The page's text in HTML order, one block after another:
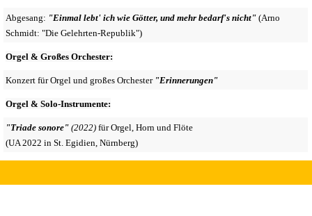
Abgesang: "Einmal lebt' ich wie Götter, und mehr bedarf's nicht" (Arno
Schmidt: "Die Gelehrten-Republik")
Orgel & Großes Orchester:
Konzert für Orgel und großes Orchester "Erinnerungen"
Orgel & Solo-Instrumente:
"Triade sonore" (2022) für Orgel, Horn und Flöte
(UA 2022 in St. Egidien, Nürnberg)